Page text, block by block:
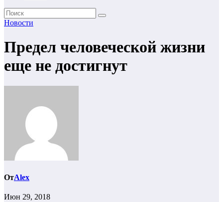
Новости
Предел человеческой жизни
еще не достигнут
ОтAlex
Июн 29, 2018